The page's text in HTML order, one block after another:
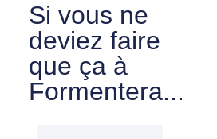
Si vous ne
deviez faire
que ça à
Formentera...